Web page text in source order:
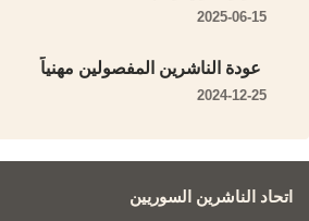
2025-06-15
عودة الناشرين المفصولين مهنياً
2024-12-25
اتحاد الناشرين السوريين